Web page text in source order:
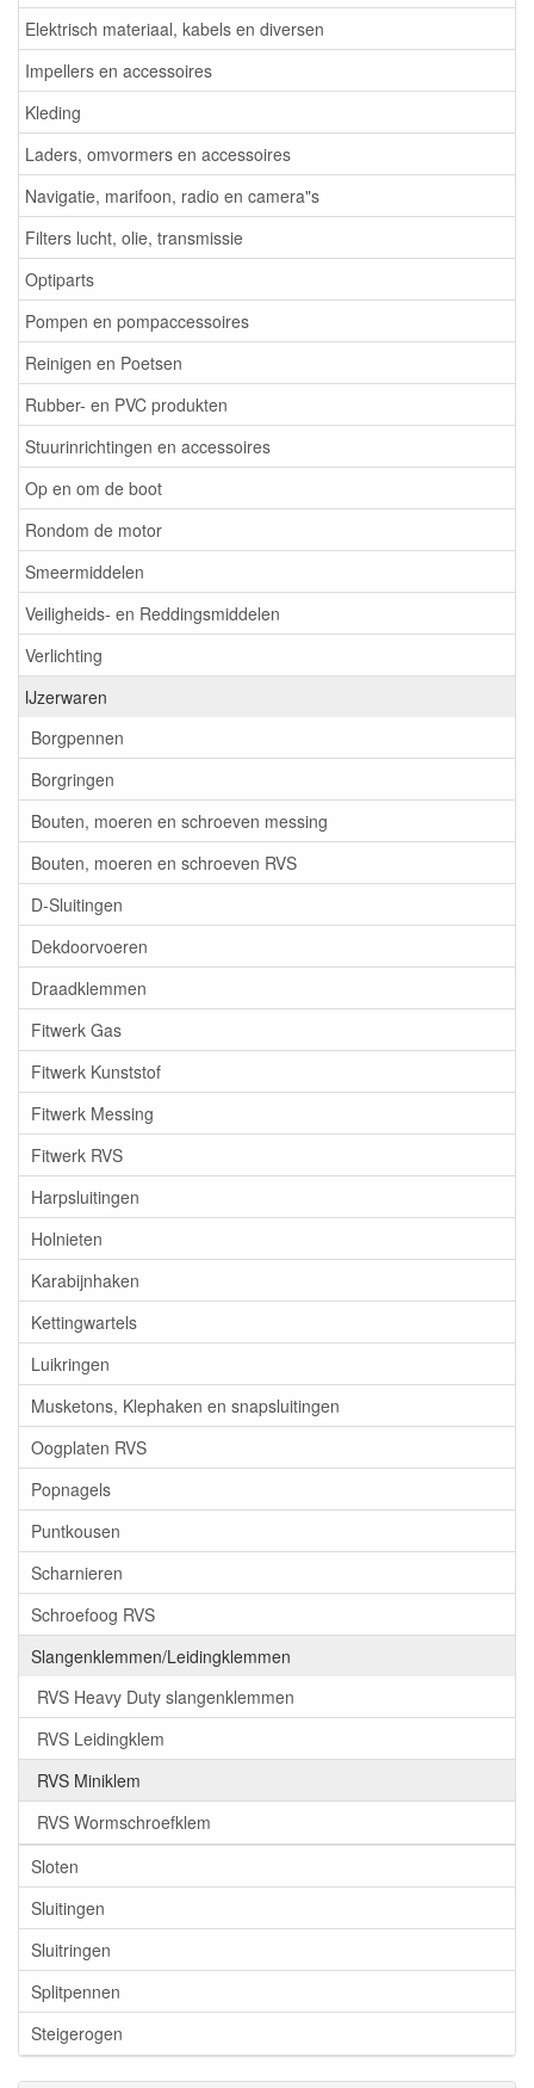
Elektrisch materiaal, kabels en diversen
Impellers en accessoires
Kleding
Laders, omvormers en accessoires
Navigatie, marifoon, radio en camera"s
Filters lucht, olie, transmissie
Optiparts
Pompen en pompaccessoires
Reinigen en Poetsen
Rubber- en PVC produkten
Stuurinrichtingen en accessoires
Op en om de boot
Rondom de motor
Smeermiddelen
Veiligheids- en Reddingsmiddelen
Verlichting
IJzerwaren
Borgpennen
Borgringen
Bouten, moeren en schroeven messing
Bouten, moeren en schroeven RVS
D-Sluitingen
Dekdoorvoeren
Draadklemmen
Fitwerk Gas
Fitwerk Kunststof
Fitwerk Messing
Fitwerk RVS
Harpsluitingen
Holnieten
Karabijnhaken
Kettingwartels
Luikringen
Musketons, Klephaken en snapsluitingen
Oogplaten RVS
Popnagels
Puntkousen
Scharnieren
Schroefoog RVS
Slangenklemmen/Leidingklemmen
RVS Heavy Duty slangenklemmen
RVS Leidingklem
RVS Miniklem
RVS Wormschroefklem
Sloten
Sluitingen
Sluitringen
Splitpennen
Steigerogen